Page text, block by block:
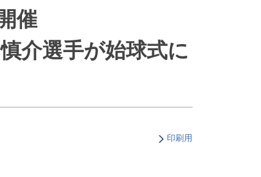
払い
休止・解約
催
介選手が始球式に
印刷用